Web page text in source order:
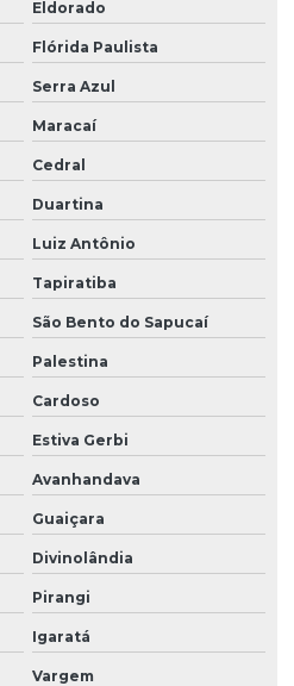
Eldorado
Flórida Paulista
Serra Azul
Maracaí
Cedral
Duartina
Luiz Antônio
Tapiratiba
São Bento do Sapucaí
Palestina
Cardoso
Estiva Gerbi
Avanhandava
Guaiçara
Divinolândia
Pirangi
Igaratá
Vargem